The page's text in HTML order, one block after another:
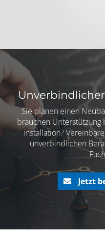
Sie planen einen
brauchen Unterstützung
installation?
unverbindlichen
Jetzt